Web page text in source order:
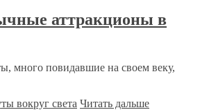
аттракционы в
много повидавшие на своем веку,
вокруг света Читать дальше